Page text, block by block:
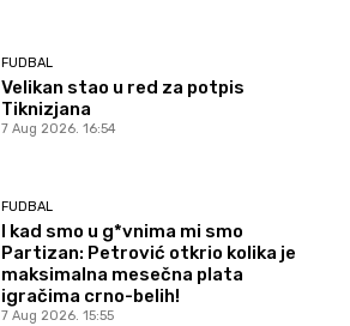
FUDBAL
Velikan stao u red za potpis
Tiknizjana
7 Aug 2026. 16:54
FUDBAL
I kad smo u g*vnima mi smo
Partizan: Petrović otkrio kolika je
maksimalna mesečna plata
igračima crno-belih!
7 Aug 2026. 15:55